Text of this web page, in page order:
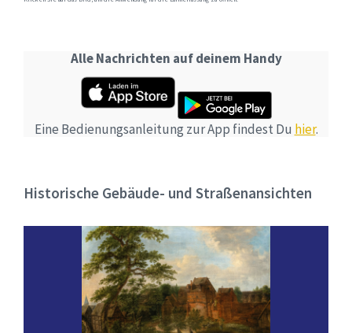
Alle Nachrichten auf deinem Handy
Eine Bedienungsanleitung zur App findest Du hier.
Historische Gebäude- und Straßenansichten